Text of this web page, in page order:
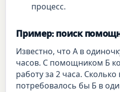
процесс.
Пример: поиск
Известно, что А в
часов. С помощником Б
работу за 2 часа.
потребовалось бы Б в